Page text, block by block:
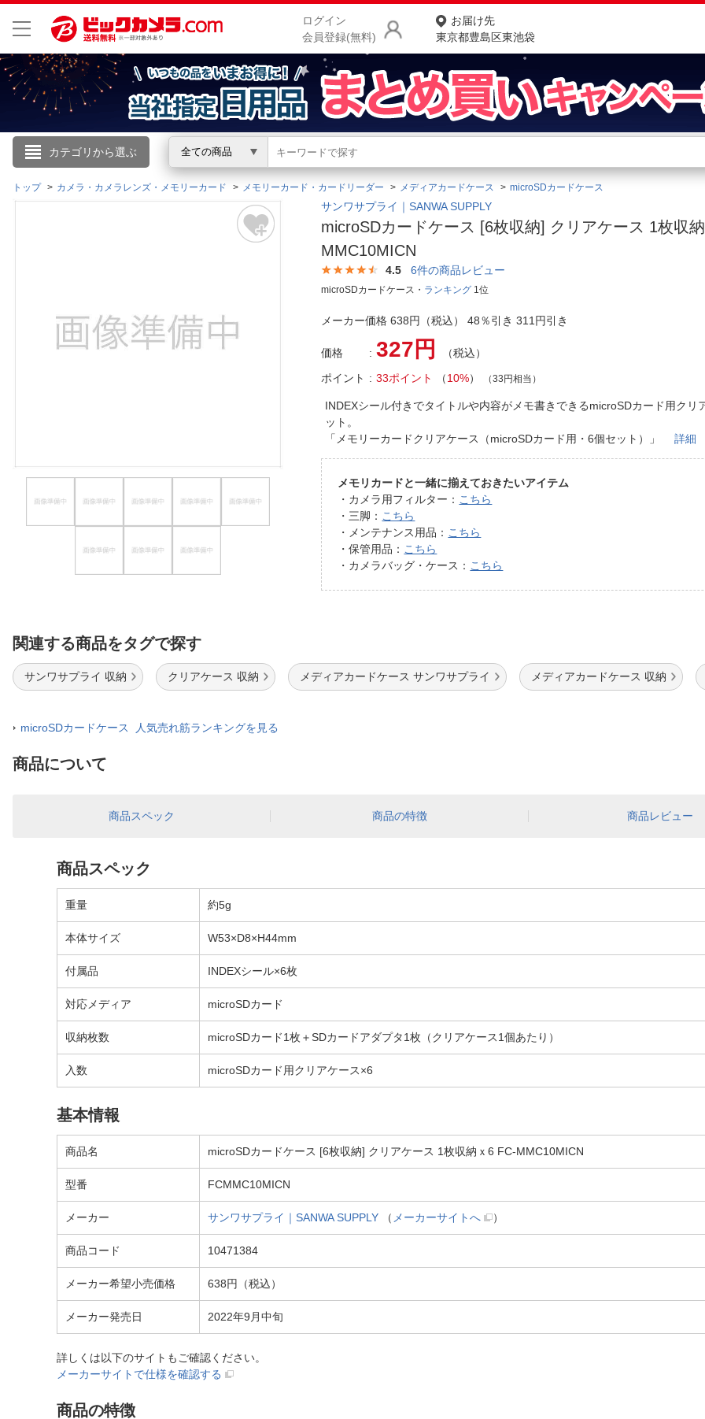
ログイン
会員登録(無料)
お届け先
東京都豊島区東池袋
カテゴリから選ぶ 全ての商品
こんにちは
ログイン
閲覧履歴
商品をさがす
ランキングからさがす
カテゴリ一覧からさがす
お客様サポート
よくある質問・お問合せ
トップ カメラ・カメラレンズ・メモリーカード メモリーカード・カードリーダー メディアカードケース microSDカードケース
サンワサプライ｜SANWA SUPPLY
microSDカードケース [6枚収納] クリアケース 1枚収
MMC10MICN
4.5 6件の商品レビュー
microSDカードケース・ ランキング 1位
メーカー価格 638円（税込） 48％引き 311円引き
価格 327円
（税込）
ポイント
33ポイント （10%） （33円相当）
INDEXシール付きでタイトルや内容がメモ書きできるmicroSDカード用クリ
ット。
「メモリーカードクリアケース（microSDカード用・6個セット）」詳細
メモリカードと一緒に揃えておきたいアイテム
・カメラ用フィルター： こちら
・三脚： こちら
・メンテナンス用品： こちら
・保管用品： こちら
・カメラバッグ・ケース： こちら
関連する商品をタグで探す
サンワサプライ 収納 クリアケース 収納 メディアカードケース サンワサプライ メディアカードケース 収納
microSDカードケース 人気売れ筋ランキングを見る
商品について
商品スペック 商品の特徴 商品レビュー
商品スペック
重量 約5g
本体サイズ W53×D8×H44mm
付属品 INDEXシール×6枚
対応メディア microSDカード
収納枚数 microSDカード1枚＋SDカードアダプタ1枚（クリアケース1個あたり）
入数 microSDカード用クリアケース×6
基本情報
商品名 microSDカードケース [6枚収納] クリアケース 1枚収納ｘ6 FC-MMC10MICN
型番 FCMMC10MICN
メーカー サンワサプライ｜SANWA SUPPLY （ メーカーサイトへ ）
商品コード 10471384
メーカー希望小売価格 638円（税込）
メーカー発売日 2022年9月中旬
詳しくは以下のサイトもご確認ください。
メーカーサイトで仕様を確認する
商品の特徴